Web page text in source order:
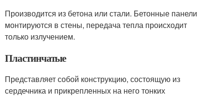
Производится из бетона или стали. Бетонные панели
монтируются в стены, передача тепла происходит
только излучением.
Пластинчатые
Представляет собой конструкцию, состоящую из
сердечника и прикрепленных на него тонких